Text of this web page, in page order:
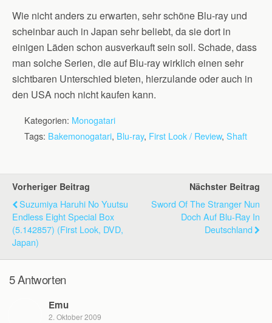
Wie nicht anders zu erwarten, sehr schöne Blu-ray und
scheinbar auch in Japan sehr beliebt, da sie dort in
einigen Läden schon ausverkauft sein soll. Schade, dass
man solche Serien, die auf Blu-ray wirklich einen sehr
sichtbaren Unterschied bieten, hierzulande oder auch in
den USA noch nicht kaufen kann.
Kategorien: Monogatari
Tags: Bakemonogatari, Blu-ray, First Look / Review, Shaft
Vorheriger Beitrag
Suzumiya Haruhi No Yuutsu
Endless Eight Special Box
(5.142857) (First Look, DVD,
Japan)
Nächster Beitrag
Sword Of The Stranger Nun
Doch Auf Blu-Ray In
Deutschland
5 Antworten
Emu
2. Oktober 2009